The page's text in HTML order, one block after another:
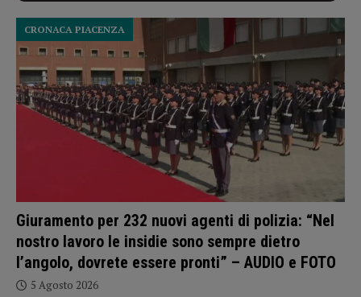
Giuramento per 232 nuovi agenti di polizia: “Nel
nostro lavoro le insidie sono sempre dietro
l’angolo, dovrete essere pronti” – AUDIO e FOTO
CRONACA PIACENZA
5 Agosto 2026